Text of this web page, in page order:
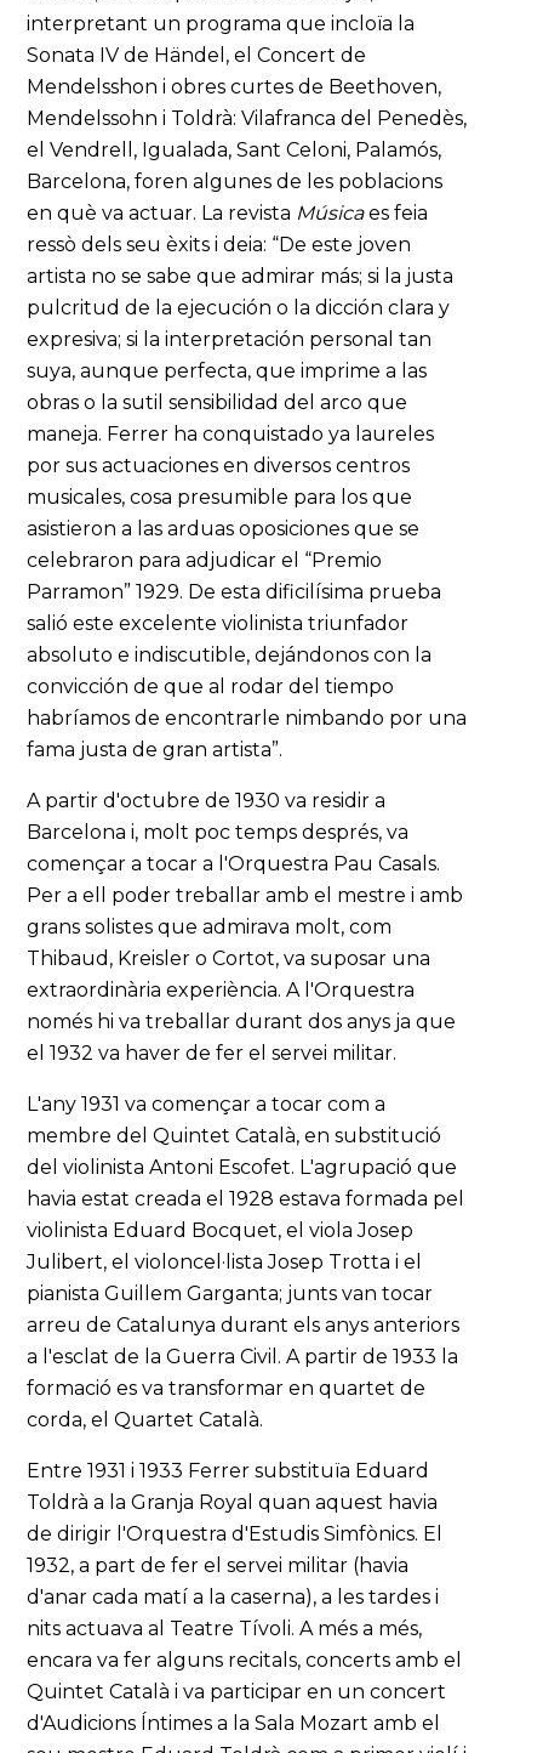
interpretant un programa que incloïa la
Sonata IV de Händel, el Concert de
Mendelsshon i obres curtes de Beethoven,
Mendelssohn i Toldrà: Vilafranca del Penedès,
el Vendrell, Igualada, Sant Celoni, Palamós,
Barcelona, foren algunes de les poblacions
en què va actuar. La revista Músicaes feia
ressò dels seu èxits i deia: “De este joven
artista no se sabe que admirar más; si la justa
pulcritud de la ejecución o la dicción clara y
expresiva; si la interpretación personal tan
suya, aunque perfecta, que imprime a las
obras o la sutil sensibilidad del arco que
maneja. Ferrer ha conquistado ya laureles
por sus actuaciones en diversos centros
musicales, cosa presumible para los que
asistieron a las arduas oposiciones que se
celebraron para adjudicar el “Premio
Parramon” 1929. De esta dificilísima prueba
salió este excelente violinista triunfador
absoluto e indiscutible, dejándonos con la
convicción de que al rodar del tiempo
habríamos de encontrarle nimbando por una
fama justa de gran artista”.
A partir d'octubre de 1930 va residir a
Barcelona i, molt poc temps després, va
començar a tocar a l'Orquestra Pau Casals.
Per a ell poder treballar amb el mestre i amb
grans solistes que admirava molt, com
Thibaud, Kreisler o Cortot, va suposar una
extraordinària experiència. A l'Orquestra
només hi va treballar durant dos anys ja que
el 1932 va haver de fer el servei militar.
L'any 1931 va començar a tocar com a
membre del Quintet Català, en substitució
del violinista Antoni Escofet. L'agrupació que
havia estat creada el 1928 estava formada pel
violinista Eduard Bocquet, el viola Josep
Julibert, el violoncel·lista Josep Trotta i el
pianista Guillem Garganta; junts van tocar
arreu de Catalunya durant els anys anteriors
a l'esclat de la Guerra Civil. A partir de 1933 la
formació es va transformar en quartet de
corda, el Quartet Català.
Entre 1931 i 1933 Ferrer substituïa Eduard
Toldrà a la Granja Royal quan aquest havia
de dirigir l'Orquestra d'Estudis Simfònics. El
1932, a part de fer el servei militar (havia
d'anar cada matí a la caserna), a les tardes i
nits actuava al Teatre Tívoli. A més a més,
encara va fer alguns recitals, concerts amb el
Quintet Català i va participar en un concert
d'Audicions Íntimes a la Sala Mozart amb el